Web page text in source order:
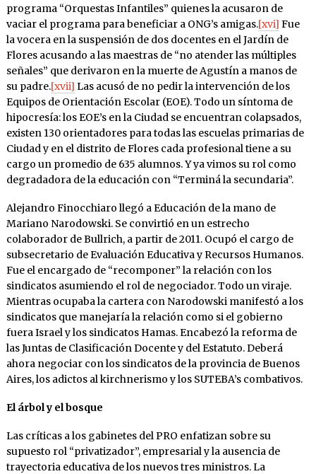
programa “Orquestas Infantiles” quienes la acusaron de
vaciar el programa para beneficiar a ONG’s amigas.[xvi] Fue
la vocera en la suspensión de dos docentes en el Jardín de
Flores acusando a las maestras de “no atender las múltiples
señales” que derivaron en la muerte de Agustín a manos de
su padre.[xvii] Las acusó de no pedir la intervención de los
Equipos de Orientación Escolar (EOE). Todo un síntoma de
hipocresía: los EOE’s en la Ciudad se encuentran colapsados,
existen 130 orientadores para todas las escuelas primarias de
Ciudad y en el distrito de Flores cada profesional tiene a su
cargo un promedio de 635 alumnos. Y ya vimos su rol como
degradadora de la educación con “Terminá la secundaria”.
Alejandro Finocchiaro llegó a Educación de la mano de
Mariano Narodowski. Se convirtió en un estrecho
colaborador de Bullrich, a partir de 2011. Ocupó el cargo de
subsecretario de Evaluación Educativa y Recursos Humanos.
Fue el encargado de “recomponer” la relación con los
sindicatos asumiendo el rol de negociador. Todo un viraje.
Mientras ocupaba la cartera con Narodowski manifestó a los
sindicatos que manejaría la relación como si el gobierno
fuera Israel y los sindicatos Hamas. Encabezó la reforma de
las Juntas de Clasificación Docente y del Estatuto. Deberá
ahora negociar con los sindicatos de la provincia de Buenos
Aires, los adictos al kirchnerismo y los SUTEBA’s combativos.
El árbol y el bosque
Las críticas a los gabinetes del PRO enfatizan sobre su
supuesto rol “privatizador”, empresarial y la ausencia de
trayectoria educativa de los nuevos tres ministros. La